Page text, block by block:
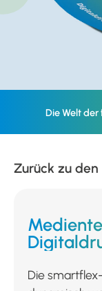
Die Welt
Zurück zu
Die